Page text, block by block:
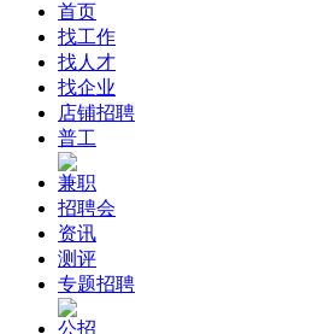
首页
找工作
找人才
找企业
店铺招聘
普工
兼职
招聘会
资讯
测评
专题招聘
公招